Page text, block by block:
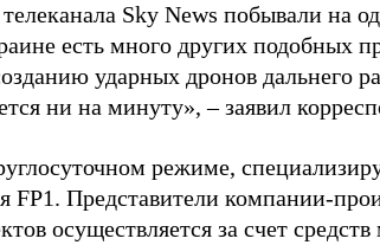
Sky News побывали на
есть много других подобных
ударных дронов дальнего
ни на минуту», – заявил
режиме,
FP1. Представители компании-
осуществляется за счет